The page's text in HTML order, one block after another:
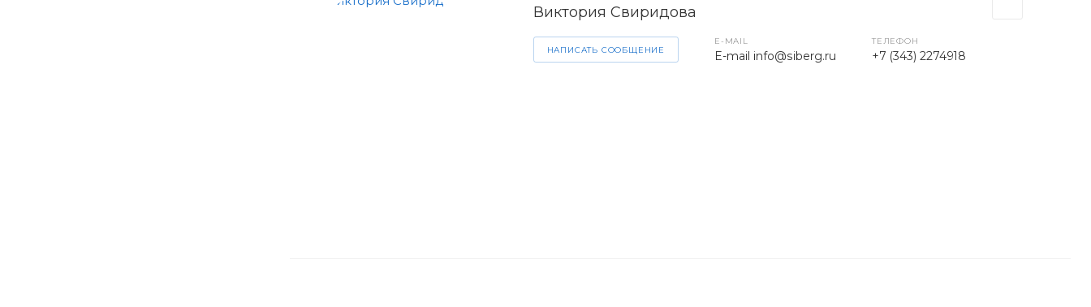
Виктория Свиридова
НАПИСАТЬ СООБЩЕНИЕ
E-MAIL
E-mail info@siberg.ru
ТЕЛЕФОН
+7 (343) 2274918